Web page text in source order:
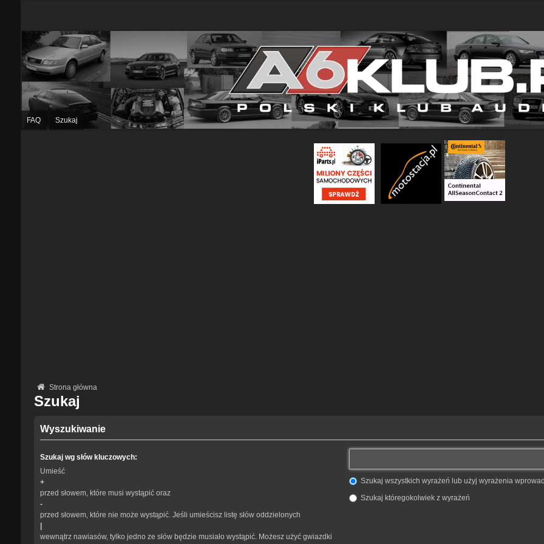
FAQ Szukaj
Strona główna
Szukaj
Wyszukiwanie
Szukaj wg słów kluczowych:
Umieść
+
przed słowem, które musi wystąpić oraz
-
przed słowem, które nie może wystąpić. Jeśli umieścisz listę słów oddzielonych
wewnątrz nawiasów, tylko jedno ze słów będzie musiało wystąpić. Możesz użyć gwiazdki
Szukaj wszystkich wyrażeń lub użyj wyrażenia
Szukaj któregokolwiek z wyrażeń